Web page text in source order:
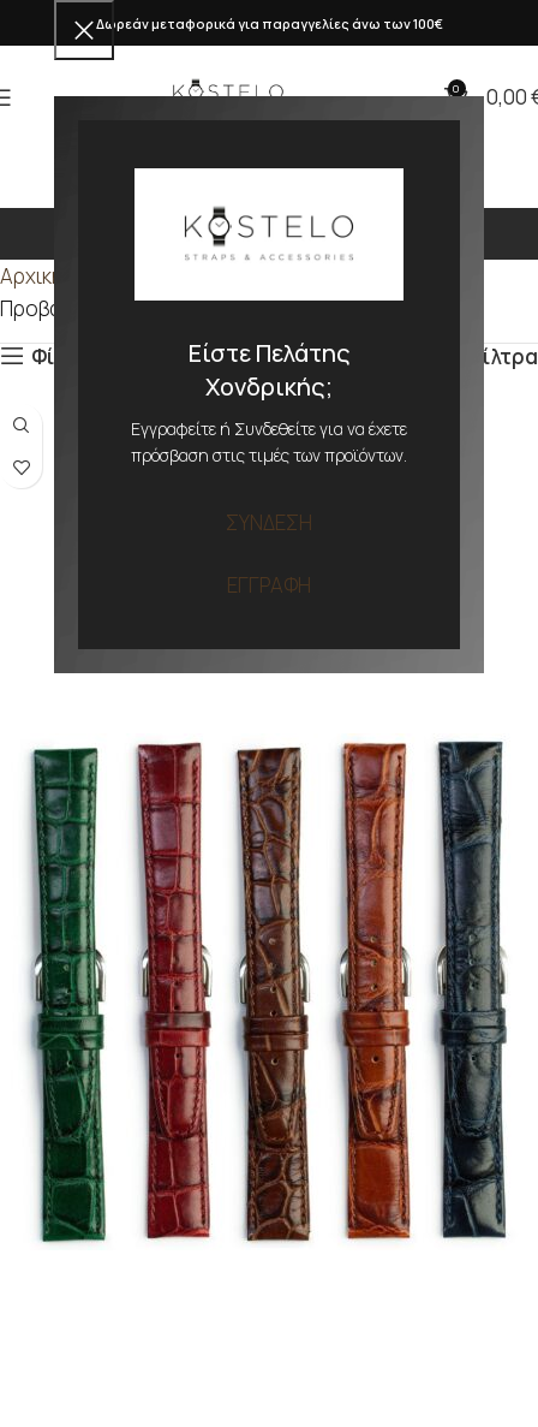
Είστε Πελάτης
Χονδρικής;
Εγγραφείτε ή Συνδεθείτε για να έχετε
πρόσβαση στις τιμές των προϊόντων.
ΣΥΝΔΕΣΗ
ΕΓΓΡΑΦΗ
Δωρεάν μεταφορικά για παραγγελίες άνω των 100€
0 0,00
3.2mm
Αρχική σελίδα
Προβάλλονται όλα - 4 αποτελέσματα
Φίλτρα
Φίλτρα